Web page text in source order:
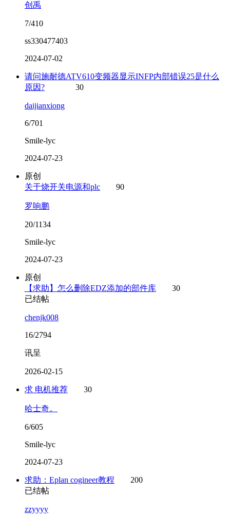
创禹
7/410
ss330477403
2024-07-02
请问施耐德ATV610变频器显示INFP内部错误25是什么
原因?
30
daijianxiong
6/701
Smile-lyc
2024-07-23
原创
关于烧开关电源和plc
90
罗响鹏
20/1134
Smile-lyc
2024-07-23
原创
【求助】怎么删除EDZ添加的部件库
30
已结帖
chenjk008
16/2794
讯呈
2026-02-15
求 电机推荐 30
哈士奇。
6/605
Smile-lyc
2024-07-23
求助：Eplan cogineer教程
200
已结帖
zzyyyy